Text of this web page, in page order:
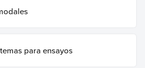
para ensayos